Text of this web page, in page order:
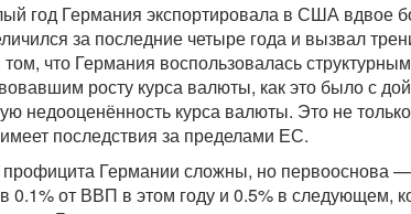
год Германия экспортировала в США вдвое
за последние четыре года и вызвал
том, что Германия воспользовалась
росту курса валюты, как это было с
недооценённость курса валюты. Это не
последствия за пределами ЕС.
Германии сложны, но первооснова
0.1% от ВВП в этом году и 0.5% в следующем,